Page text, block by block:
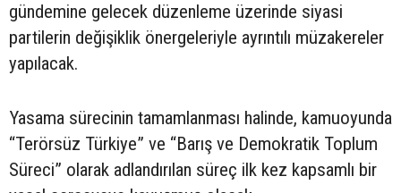
gündemine gelecek düzenleme üzerinde siyasi
partilerin değişiklik önergeleriyle ayrıntılı müzakereler
yapılacak.
Yasama sürecinin tamamlanması halinde, kamuoyunda
“Terörsüz Türkiye” ve “Barış ve Demokratik Toplum
Süreci” olarak adlandırılan süreç ilk kez kapsamlı bir